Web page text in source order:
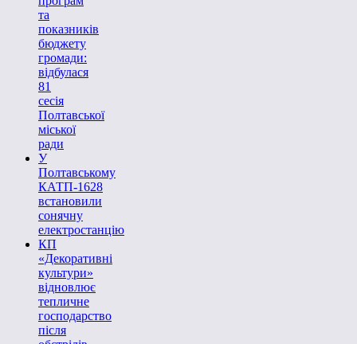
та
показників
бюджету
громади:
відбулася
81
сесія
Полтавської
міської
ради
У
Полтавському
КАТП-1628
встановили
сонячну
електростанцію
КП
«Декоративні
культури»
відновлює
тепличне
господарство
після